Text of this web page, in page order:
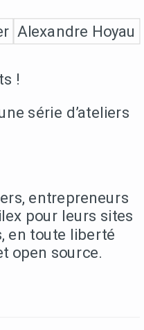
Alexandre Hoyau
!
série d’ateliers
entrepreneurs
pour leurs sites
en toute liberté
open source.